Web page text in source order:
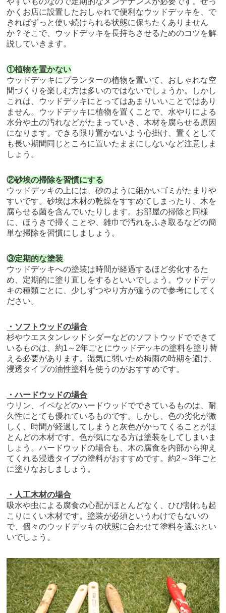
かくお店に設置したおしゃれで便利なウッドデッキを、で
きればずっと使い続けられる状態に保ちたくありません
か？そこで、ウッドデッキを長持ちさせるためのコツを解
説していきます。
①植物を置かない
ウッドデッキにプランターの植物を置いて、おしゃれな空
間づくりを楽しむ方は多いのではないでしょうか。しかし
これは、ウッドデッキにとってはあまりいいことではあり
ません。ウッドデッキに植物を置くことで、水やりによる
水分や土の汚れなどがたまっていき、木材を腐らせる原因
になります。できる限り置かないよう心掛け、置くとして
も長い期間同じところに置いたままにしないなど注意しま
しょう。
②砂埃の掃除を習慣にする
ウッドデッキの上には、砂のように細かいゴミがたまりや
すいです。砂埃は木材の乾燥をすすめてしまったり、木を
腐らせる菌を含んでいたりします。お部屋の掃除と同様
に、ほうきで掃くことや、雑巾で汚れをふき取るなどの簡
単な掃除を習慣にしましょう。
③定期的な塗装
ウッドデッキへの塗装は時間が経過するほど劣化するた
め、定期的に塗り直しをするといいでしょう。ウッドデッ
キの種類ごとに、少しずつやり方が違うので参考にしてく
ださい。
・ソフトウッドの場合
杉やウエスタンレッドシダーなどのソフトウッドでできて
いるものは、約1～2年ごとにウッドデッキの塗料を塗り替
える必要があります。湿気に弱いため梅雨の時期を避け、
浸透タイプの油性塗料を使うのがおすすめです。
・ハードウッドの場合
ウリン、イペなどのハードウッドでできているものは、耐
久性にとても優れているものです。しかし、色の劣化が激
しく、時間が経過してしまうと灰色がかってくることがほ
とんどの木材です。色が気になる方は塗装をしてしまいま
しょう。ハードウッドの場合も、木の腐食を内部から抑え
てくれる浸透タイプの塗料がおすすめです。約2～3年ごと
に塗りなおしましょう。
・人工木材の場合
吸水や虫による腐食の心配がほとんどなく、ひび割れも起
こりにくい木材です。塗装が必須というわけでもないの
で、個々のウッドデッキの状態に合わせて塗料を選ぶとい
いでしょう。